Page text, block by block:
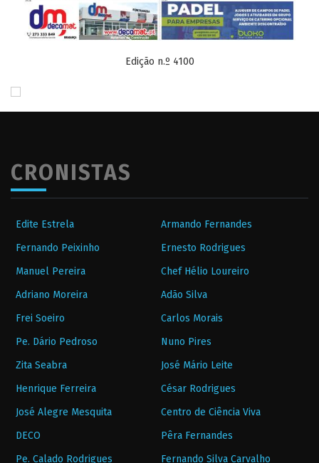
Edição n.º 4100
CRONISTAS
Edite Estrela
Armando Fernandes
Fernando Peixinho
Ernesto Rodrigues
Manuel Pereira
Chef Hélio Loureiro
Adriano Moreira
Adão Silva
Frei Soeiro
Carlos Morais
Pe. Dário Pedroso
Nuno Pires
Zita Seabra
José Mário Leite
Henrique Ferreira
César Rodrigues
José Alegre Mesquita
Centro de Ciência Viva
DECO
Pêra Fernandes
Pe. Calado Rodrigues
Fernando Silva Carvalho